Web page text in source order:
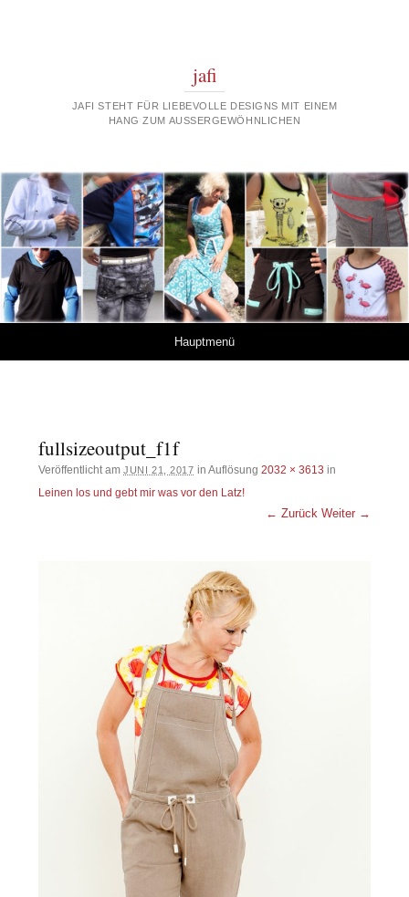
jafi
JAFI STEHT FÜR LIEBEVOLLE DESIGNS MIT EINEM
HANG ZUM AUSSERGEWÖHNLICHEN
Hauptmenü
fullsizeoutput_f1f
Veröffentlicht amJUNI 21, 2017 in Auflösung 2032 × 3613 in
Leinen los und gebt mir was vor den Latz!
← Zurück Weiter →